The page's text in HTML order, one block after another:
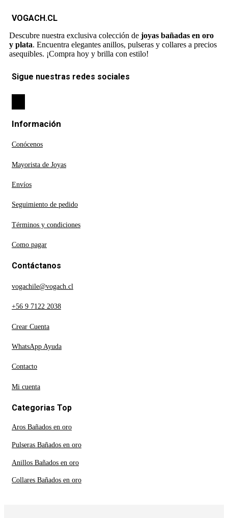
VOGACH.CL
Descubre nuestra exclusiva colección de joyas bañadas en oro
y plata. Encuentra elegantes anillos, pulseras y collares a precios
asequibles. ¡Compra hoy y brilla con estilo!
Sigue nuestras redes sociales
Información
Conócenos
Mayorista de Joyas
Envíos
Seguimiento de pedido
Términos y condiciones
Como pagar
Contáctanos
vogachile@vogach.cl
+56 9 7122 2038
Crear Cuenta
WhatsApp Ayuda
Contacto
Mi cuenta
Categorias Top
Aros Bañados en oro
Pulseras Bañados en oro
Anillos Bañados en oro
Collares Bañados en oro